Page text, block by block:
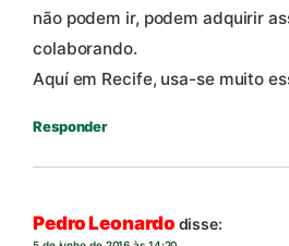
não podem ir, podem adquirir
colaborando.
Aquí em Recife, usa-se muito
Responder
Pedro Leonardo disse: